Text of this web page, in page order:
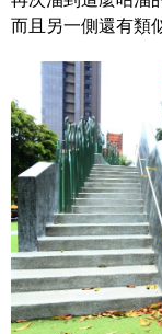
而且另一側還有類